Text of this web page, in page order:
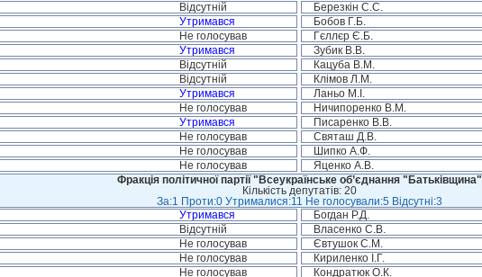
Відсутній Березкін С.С.
Утримався Бобов Г.Б.
Не голосував Гєллєр Є.Б.
Утримався Зубик В.В.
Відсутній Кацуба В.М.
Відсутній Клімов Л.М.
Утримався Ланьо М.І.
Не голосував Ничипоренко В.М.
Утримався Писаренко В.В.
Не голосував Святаш Д.В.
Не голосував Шипко А.Ф.
Не голосував Яценко А.В.
Фракція політичної партії "Всеукраїнське об’єднання "Батьківщина"
Кількість депутатів: 20
За:1 Проти:0 Утрималися:11 Не голосували:5 Відсутні:3
Утримався Богдан Р.Д.
Відсутній Власенко С.В.
Не голосував Євтушок С.М.
Не голосував Кириленко І.Г.
Не голосував Кондратюк О.К.